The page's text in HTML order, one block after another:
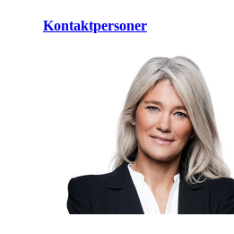
Kontaktpersoner